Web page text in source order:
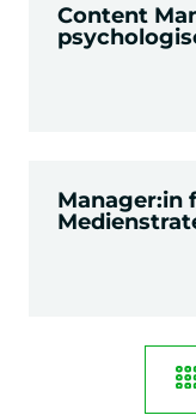
Content
Manager:in